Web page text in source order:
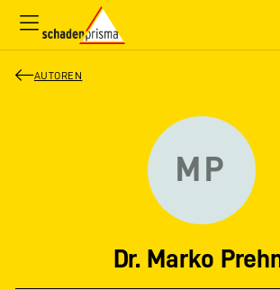
AUTOREN
MP
Dr. Marko